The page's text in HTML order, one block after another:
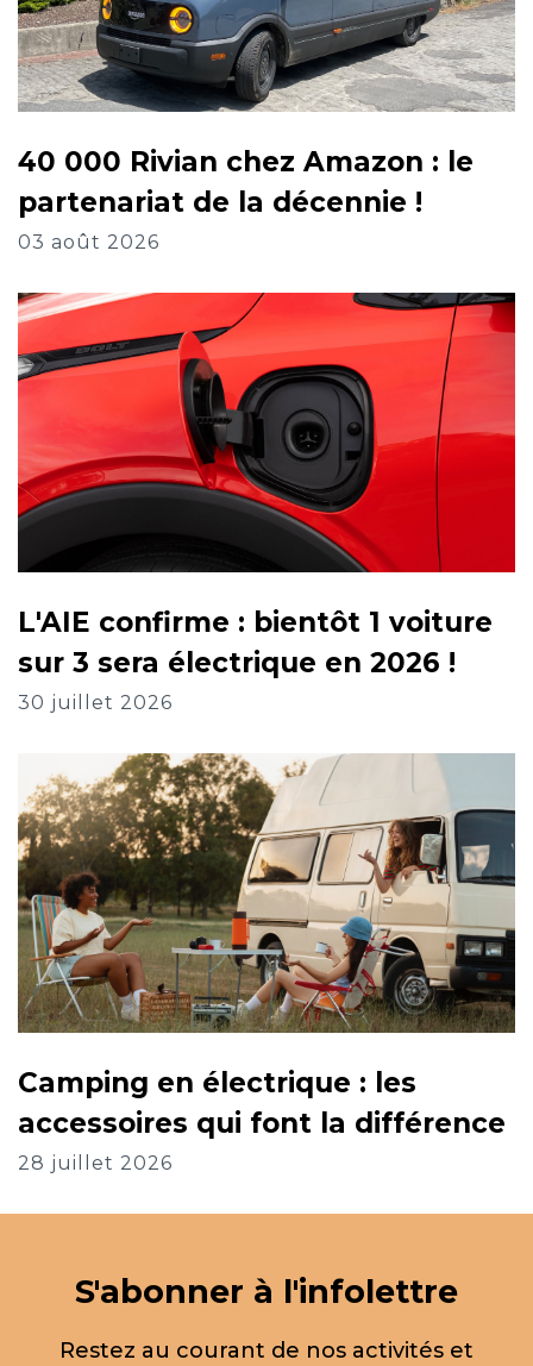
40 000 Rivian chez Amazon : le
partenariat de la décennie !
03 août 2026
L'AIE confirme : bientôt 1 voiture
sur 3 sera électrique en 2026 !
30 juillet 2026
Camping en électrique : les
accessoires qui font la différence
28 juillet 2026
S'abonner à l'infolettre
Restez au courant de nos activités et